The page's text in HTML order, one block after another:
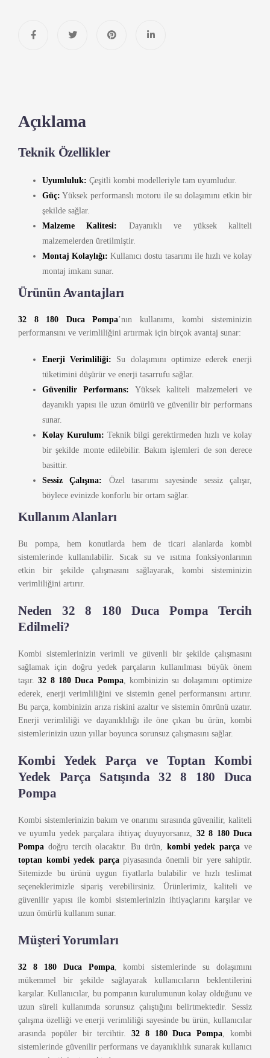
Açıklama
Teknik Özellikler
Uyumluluk: Çeşitli kombi modelleriyle tam uyumludur.
Güç: Yüksek performanslı motoru ile su dolaşımını etkin bir
şekilde sağlar.
Malzeme Kalitesi: Dayanıklı ve yüksek kaliteli
malzemelerden üretilmiştir.
Montaj Kolaylığı: Kullanıcı dostu tasarımı ile hızlı ve kolay
montaj imkanı sunar.
Ürünün Avantajları
32 8 180 Duca Pompa’nın kullanımı, kombi sisteminizin
performansını ve verimliliğini artırmak için birçok avantaj sunar:
Enerji Verimliliği: Su dolaşımını optimize ederek enerji
tüketimini düşürür ve enerji tasarrufu sağlar.
Güvenilir Performans: Yüksek kaliteli malzemeleri ve
dayanıklı yapısı ile uzun ömürlü ve güvenilir bir performans
sunar.
Kolay Kurulum: Teknik bilgi gerektirmeden hızlı ve kolay
bir şekilde monte edilebilir. Bakım işlemleri de son derece
basittir.
Sessiz Çalışma: Özel tasarımı sayesinde sessiz çalışır,
böylece evinizde konforlu bir ortam sağlar.
Kullanım Alanları
Bu pompa, hem konutlarda hem de ticari alanlarda kombi
sistemlerinde kullanılabilir. Sıcak su ve ısıtma fonksiyonlarının
etkin bir şekilde çalışmasını sağlayarak, kombi sisteminizin
verimliliğini artırır.
Neden 32 8 180 Duca Pompa Tercih
Edilmeli?
Kombi sistemlerinizin verimli ve güvenli bir şekilde çalışmasını
sağlamak için doğru yedek parçaların kullanılması büyük önem
taşır.32 8 180 Duca Pompa, kombinizin su dolaşımını optimize
ederek, enerji verimliliğini ve sistemin genel performansını artırır.
Bu parça, kombinizin arıza riskini azaltır ve sistemin ömrünü uzatır.
Enerji verimliliği ve dayanıklılığı ile öne çıkan bu ürün, kombi
sistemlerinizin uzun yıllar boyunca sorunsuz çalışmasını sağlar.
Kombi Yedek Parça ve Toptan Kombi
Yedek Parça Satışında 32 8 180 Duca
Pompa
Kombi sistemlerinizin bakım ve onarımı sırasında güvenilir, kaliteli
ve uyumlu yedek parçalara ihtiyaç duyuyorsanız, 32 8 180 Duca
Pompa doğru tercih olacaktır. Bu ürün, kombi yedek parça ve
toptan kombi yedek parçapiyasasında önemli bir yere sahiptir.
Sitemizde bu ürünü uygun fiyatlarla bulabilir ve hızlı teslimat
seçeneklerimizle sipariş verebilirsiniz. Ürünlerimiz, kaliteli ve
güvenilir yapısı ile kombi sistemlerinizin ihtiyaçlarını karşılar ve
uzun ömürlü kullanım sunar.
Müşteri Yorumları
32 8 180 Duca Pompa, kombi sistemlerinde su dolaşımını
mükemmel bir şekilde sağlayarak kullanıcıların beklentilerini
karşılar. Kullanıcılar, bu pompanın kurulumunun kolay olduğunu ve
uzun süreli kullanımda sorunsuz çalıştığını belirtmektedir. Sessiz
çalışma özelliği ve enerji verimliliği sayesinde bu ürün, kullanıcılar
arasında popüler bir tercihtir.32 8 180 Duca Pompa, kombi
sistemlerinde güvenilir performans ve dayanıklılık sunarak kullanıcı